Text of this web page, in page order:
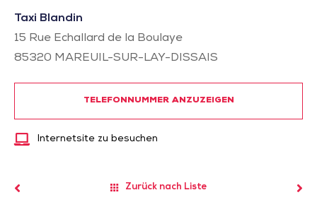
Taxi Blandin
15 Rue Echallard de la Boulaye
85320 MAREUIL-SUR-LAY-DISSAIS
TELEFONNUMMER ANZUZEIGEN
Internetsite zu besuchen
Zurück nach Liste